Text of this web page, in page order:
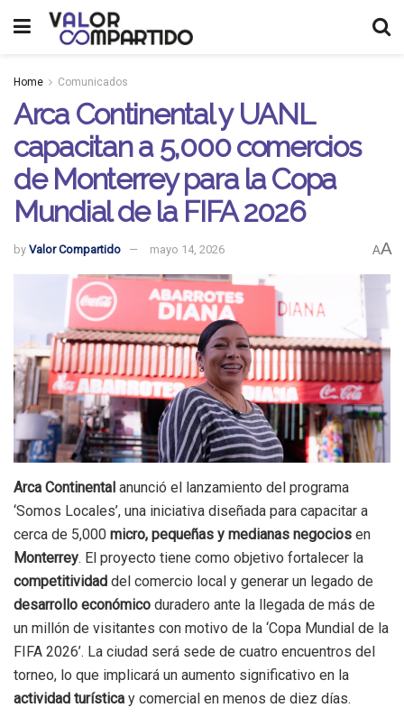
Home Comunicados
Arca Continental y UANL
capacitan a 5,000 comercios
de Monterrey para la Copa
Mundial de la FIFA 2026
by Valor Compartido mayo 14, 2026 AA
Arca Continental anunció el lanzamiento del programa
‘Somos Locales’, una iniciativa diseñada para capacitar a
cerca de 5,000 micro, pequeñas y medianas negocios en
Monterrey. El proyecto tiene como objetivo fortalecer la
competitividad del comercio local y generar un legado de
desarrollo económico duradero ante la llegada de más de
un millón de visitantes con motivo de la ‘Copa Mundial de la
FIFA 2026’. La ciudad será sede de cuatro encuentros del
torneo, lo que implicará un aumento significativo en la
actividad turística y comercial en menos de diez días.